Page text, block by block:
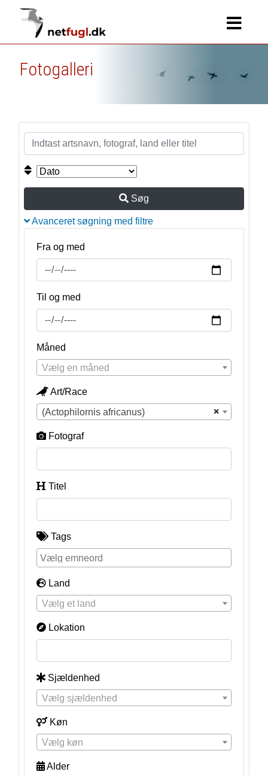
Fotogalleri
Søg
Avanceret søgning med filtre
Fra og med
Til og med
Måned
Vælg en måned
Art/Race
×
(Actophilornis africanus)
Fotograf
Titel
Tags
Land
Vælg et land
Lokation
Sjældenhed
Vælg sjældenhed
Køn
Vælg køn
Alder